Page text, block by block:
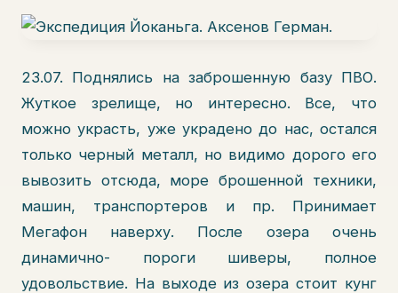
23.07. Поднялись на заброшенную базу ПВО.
Жуткое зрелище, но интересно. Все, что
можно украсть, уже украдено до нас, остался
только черный металл, но видимо дорого его
вывозить отсюда, море брошенной техники,
машин, транспортеров и пр. Принимает
Мегафон наверху. После озера очень
динамично- пороги шиверы, полное
удовольствие. На выходе из озера стоит кунг